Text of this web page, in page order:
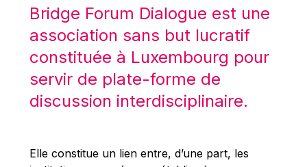
Mario Centeno
Mario Monti
Maroš ŠEFČOVIČ
Martin Bailey
Martine Reicherts
Michael Sohlman
Bridge Forum Dialogue est une
association sans but lucratif
constituée à Luxembourg pour
servir de plate-forme de
discussion interdisciplinaire.
Elle constitue un lien entre, d’une part, les